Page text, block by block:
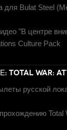
Bulat Steel
"В центре
Culture Pack
WAR:
русской
Total